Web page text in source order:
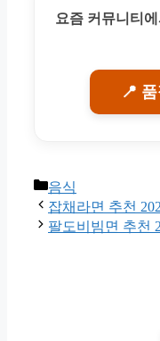
요즘 커뮤니티
📍
Categories
음식
잡채라면 추천
팔도비빔면 추천